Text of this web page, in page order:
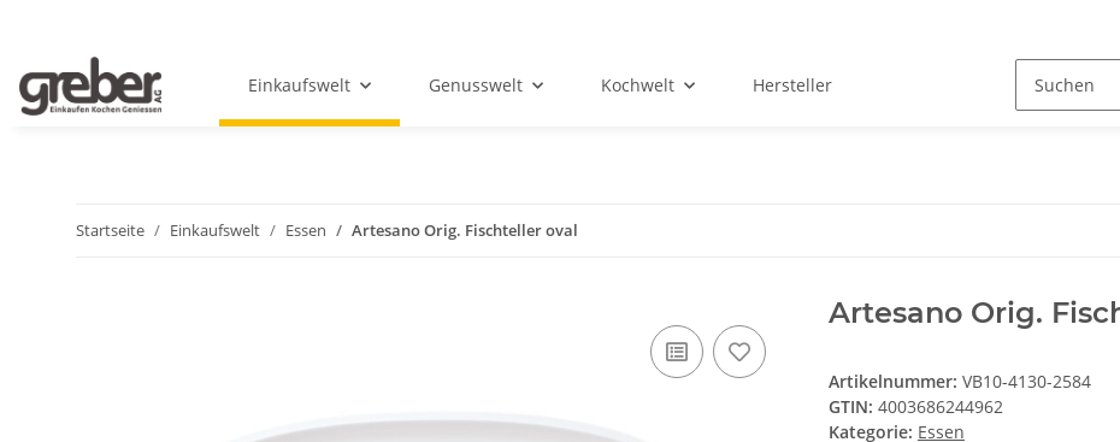
Einkaufswelt Genusswelt Kochwelt Hersteller
Startseite Einkaufswelt Essen Artesano Orig. Fischteller oval
Artesano Orig.
Artikelnummer: VB10-4130-2584
GTIN: 4003686244962
Kategorie: Essen